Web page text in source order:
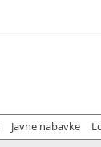
Javne nabavke